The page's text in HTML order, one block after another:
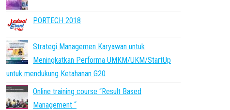
PORTECH 2018
Strategi Managemen Karyawan untuk
Meningkatkan Performa UMKM/UKM/StartUp
untuk mendukung Ketahanan G20
Online training course “Result Based
Management “